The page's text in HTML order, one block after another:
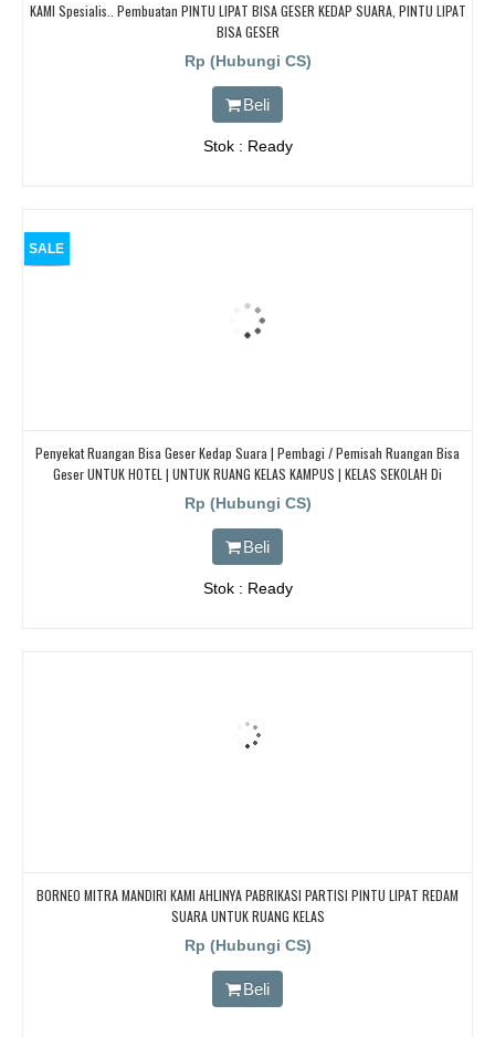
KAMI Spesialis.. Pembuatan PINTU LIPAT BISA GESER KEDAP SUARA, PINTU LIPAT
BISA GESER
Rp (Hubungi CS)
Beli
Stok : Ready
SALE
Penyekat Ruangan Bisa Geser Kedap Suara | Pembagi / Pemisah Ruangan Bisa
Geser UNTUK HOTEL | UNTUK RUANG KELAS KAMPUS | KELAS SEKOLAH Di
BANDUNG, JAKARTA, BEKASI, TANGERANG
Rp (Hubungi CS)
Beli
Stok : Ready
BORNEO MITRA MANDIRI KAMI AHLINYA PABRIKASI PARTISI PINTU LIPAT REDAM
SUARA UNTUK RUANG KELAS
Rp (Hubungi CS)
Beli